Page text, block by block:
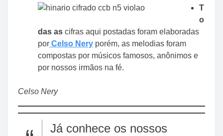
T
o
das as cifras aqui postadas foram elaboradas
por Celso Nery porém, as melodias foram
compostas por músicos famosos, anônimos e
por nossos irmãos na fé.
Celso Nery
Já conhece os nossos